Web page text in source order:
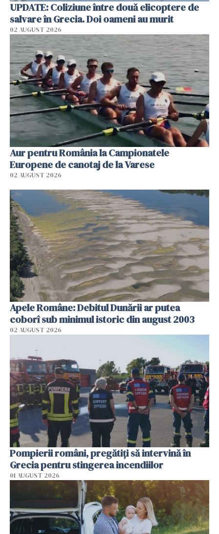
UPDATE: Coliziune între două elicoptere de
salvare în Grecia. Doi oameni au murit
02 AUGUST 2026
Aur pentru România la Campionatele
Europene de canotaj de la Varese
02 AUGUST 2026
Apele Române: Debitul Dunării ar putea
coborî sub minimul istoric din august 2003
02 AUGUST 2026
Pompierii români, pregătiţi să intervină în
Grecia pentru stingerea incendiilor
01 AUGUST 2026